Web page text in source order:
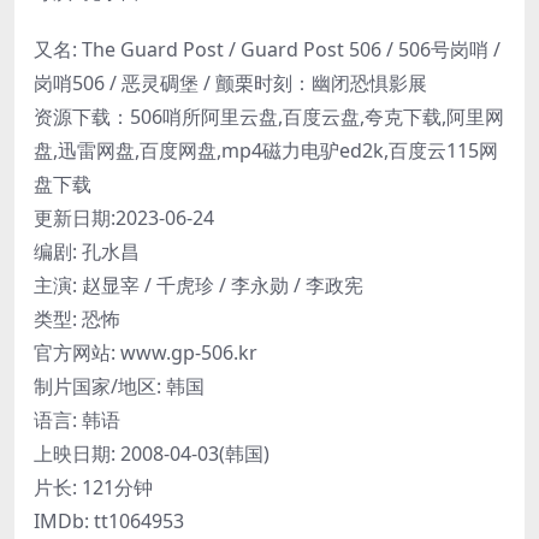
又名: The Guard Post / Guard Post 506 / 506号岗哨 /
岗哨506 / 恶灵碉堡 / 颤栗时刻：幽闭恐惧影展
资源下载：506哨所阿里云盘,百度云盘,夸克下载,阿里网
盘,迅雷网盘,百度网盘,mp4磁力电驴ed2k,百度云115网
盘下载
更新日期:2023-06-24
编剧: 孔水昌
主演: 赵显宰 / 千虎珍 / 李永勋 / 李政宪
类型: 恐怖
官方网站: www.gp-506.kr
制片国家/地区: 韩国
语言: 韩语
上映日期: 2008-04-03(韩国)
片长: 121分钟
IMDb: tt1064953